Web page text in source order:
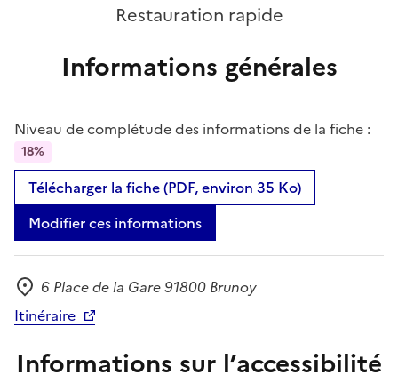
Restauration rapide
Informations générales
Niveau de complétude des informations de la fiche :
18%
Télécharger la fiche (PDF, environ 35 Ko)
Modifier ces informations
Adresse
6 Place de la Gare 91800 Brunoy
Itinéraire
Informations sur l’accessibilité